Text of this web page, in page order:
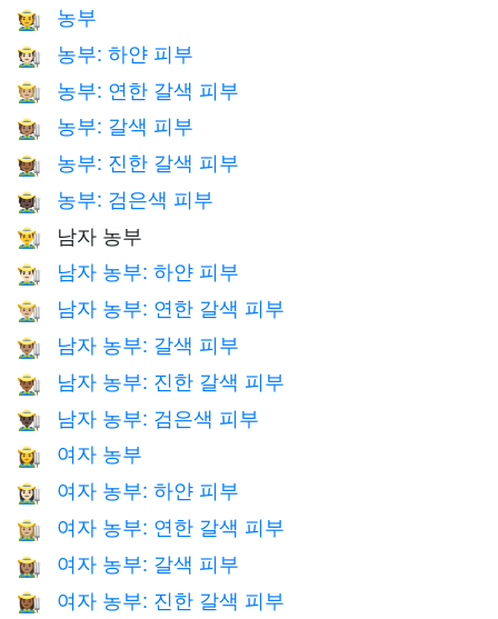
🧑‍🌾 농부
🧑🏻‍🌾 농부: 하얀 피부
🧑🏼‍🌾 농부: 연한 갈색 피부
🧑🏽‍🌾 농부: 갈색 피부
🧑🏾‍🌾 농부: 진한 갈색 피부
🧑🏿‍🌾 농부: 검은색 피부
👨‍🌾 남자 농부
👨🏻‍🌾 남자 농부: 하얀 피부
👨🏼‍🌾 남자 농부: 연한 갈색 피부
👨🏽‍🌾 남자 농부: 갈색 피부
👨🏾‍🌾 남자 농부: 진한 갈색 피부
👨🏿‍🌾 남자 농부: 검은색 피부
👩‍🌾 여자 농부
👩🏻‍🌾 여자 농부: 하얀 피부
👩🏼‍🌾 여자 농부: 연한 갈색 피부
👩🏽‍🌾 여자 농부: 갈색 피부
👩🏾‍🌾 여자 농부: 진한 갈색 피부